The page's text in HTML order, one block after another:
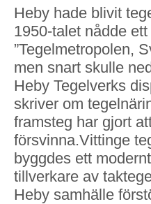
Heby hade blivit
1950-talet nådde
”Tegelmetropolen,
men snart skulle
Heby Tegelverks
skriver om
framsteg har gjort
försvinna.Vittinge
byggdes ett
tillverkare av
Heby samhälle